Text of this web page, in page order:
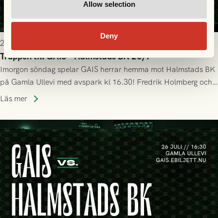
Allow selection
Deny
2026-07-25 19:00
Truppen till GAIS - Halmstads BK 26/7
Imorgon söndag spelar GAIS herrar hemma mot Halmstads BK
på Gamla Ullevi med avspark kl 16.30! Fredrik Holmberg och
ledarstaben har tagit ut följande trupp till matchen:
Läs mer